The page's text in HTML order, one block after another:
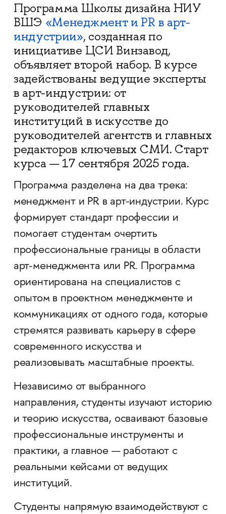
Программа Школы дизайна НИУ
ВШЭ «Менеджмент и PR в арт-
индустрии», созданная по
инициативе ЦСИ Винзавод,
объявляет второй набор. В курсе
задействованы ведущие эксперты
в арт-индустрии: от
руководителей главных
институций в искусстве до
руководителей агентств и главных
редакторов ключевых СМИ. Старт
курса — 17 сентября 2025 года.
Программа разделена на два трека:
менеджмент и PR в арт-индустрии. Курс
формирует стандарт профессии и
помогает студентам очертить
профессиональные границы в области
арт-менеджмента или PR. Программа
ориентирована на специалистов с
опытом в проектном менеджменте и
коммуникациях от одного года, которые
стремятся развивать карьеру в сфере
современного искусства и
реализовывать масштабные проекты.
Независимо от выбранного
направления, студенты изучают историю
и теорию искусства, осваивают базовые
профессиональные инструменты и
практики, а главное — работают с
реальными кейсами от ведущих
институций.
Студенты напрямую взаимодействуют с